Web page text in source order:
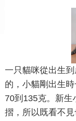
一只貓咪從出生
的，小貓剛出生
70到135克。新生
摺，所以既看不